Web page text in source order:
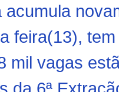
acumula
feira(13),
mil vagas